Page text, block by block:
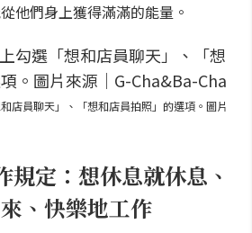
他們身上獲得滿滿的能量。
店員聊天」、「想和店員拍照」的選項。圖片
規定：想休息就休息、
、快樂地工作